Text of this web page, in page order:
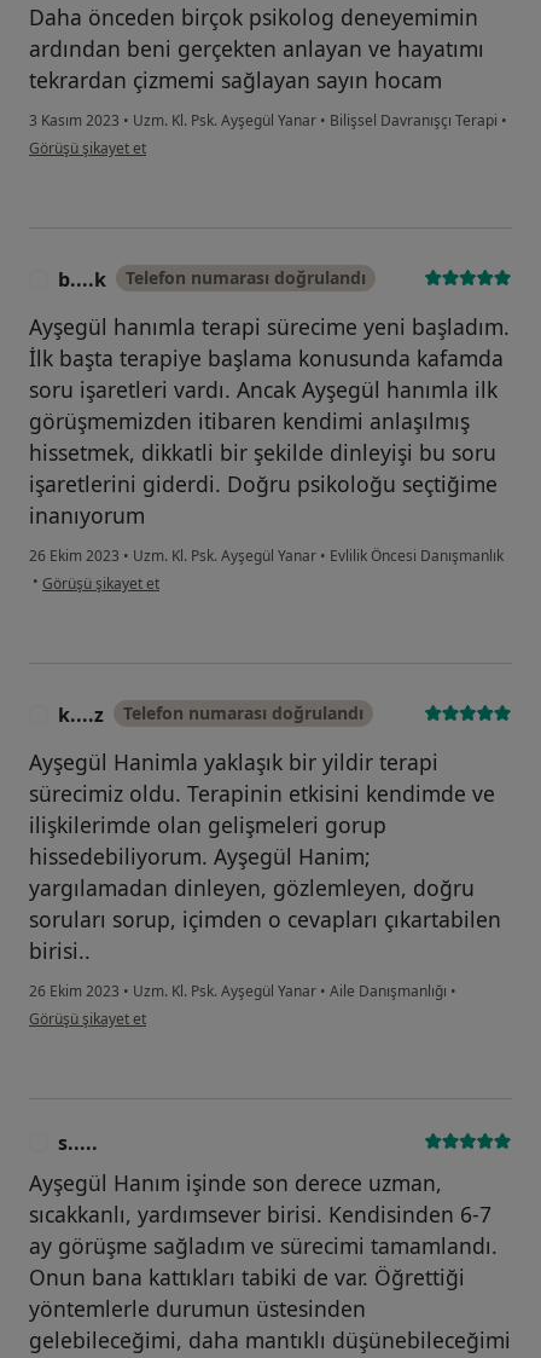
Daha önceden birçok psikolog deneyemimin
ardından beni gerçekten anlayan ve hayatımı
tekrardan çizmemi sağlayan sayın hocam
3 Kasım 2023 • Uzm. Kl. Psk. Ayşegül Yanar • Bilişsel Davranışçı Terapi •
kullanıcının görüşüne göre ö ...p
Görüşü şikayet et
b....k Telefon numarası doğrulandı
Ayşegül hanımla terapi sürecime yeni başladım.
İlk başta terapiye başlama konusunda kafamda
soru işaretleri vardı. Ancak Ayşegül hanımla ilk
görüşmemizden itibaren kendimi anlaşılmış
hissetmek, dikkatli bir şekilde dinleyişi bu soru
işaretlerini giderdi. Doğru psikoloğu seçtiğime
inanıyorum
26 Ekim 2023 • Uzm. Kl. Psk. Ayşegül Yanar • Evlilik Öncesi Danışmanlık
• kullanıcının görüşüne göre b....k
Görüşü şikayet et
k....z Telefon numarası doğrulandı
Ayşegül Hanimla yaklaşık bir yildir terapi
sürecimiz oldu. Terapinin etkisini kendimde ve
ilişkilerimde olan gelişmeleri gorup
hissedebiliyorum. Ayşegül Hanim;
yargılamadan dinleyen, gözlemleyen, doğru
soruları sorup, içimden o cevapları çıkartabilen
birisi..
26 Ekim 2023 • Uzm. Kl. Psk. Ayşegül Yanar • Aile Danışmanlığı •
kullanıcının görüşüne göre k....z
Görüşü şikayet et
s.....
Ayşegül Hanım işinde son derece uzman,
sıcakkanlı, yardımsever birisi. Kendisinden 6-7
ay görüşme sağladım ve sürecimi tamamlandı.
Onun bana kattıkları tabiki de var. Öğrettiği
yöntemlerle durumun üstesinden
gelebileceğimi, daha mantıklı düşünebileceğimi